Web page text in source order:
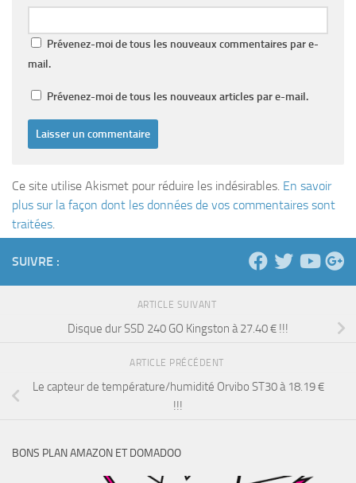
Prévenez-moi de tous les nouveaux commentaires par e-
mail.
Prévenez-moi de tous les nouveaux articles par e-mail.
Ce site utilise Akismet pour réduire les indésirables. En savoir
plus sur la façon dont les données de vos commentaires sont
traitées.
SUIVRE :
ARTICLE SUIVANT
Disque dur SSD 240 GO Kingston à 27.40 € !!!
ARTICLE PRÉCÉDENT
Le capteur de température/humidité Orvibo ST30 à 18.19 €
!!!
BONS PLAN AMAZON ET DOMADOO